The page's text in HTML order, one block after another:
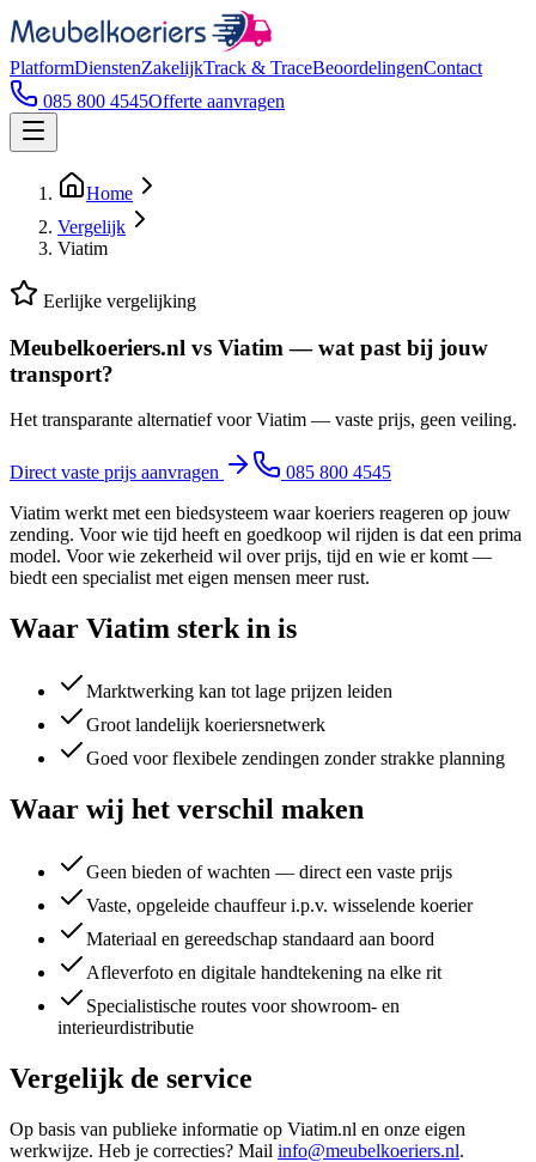
PlatformDienstenZakelijkTrack & TraceBeoordelingenContact
085 800 4545Offerte aanvragen
Home
Vergelijk
Viatim
Eerlijke vergelijking
Meubelkoeriers.nl vs Viatim — wat past bij jouw
transport?
Het transparante alternatief voor Viatim — vaste prijs, geen veiling.
Direct vaste prijs aanvragen
085 800 4545
Viatim werkt met een biedsysteem waar koeriers reageren op jouw
zending. Voor wie tijd heeft en goedkoop wil rijden is dat een prima
model. Voor wie zekerheid wil over prijs, tijd en wie er komt —
biedt een specialist met eigen mensen meer rust.
Waar Viatim sterk in is
Marktwerking kan tot lage prijzen leiden
Groot landelijk koeriersnetwerk
Goed voor flexibele zendingen zonder strakke planning
Waar wij het verschil maken
Geen bieden of wachten — direct een vaste prijs
Vaste, opgeleide chauffeur i.p.v. wisselende koerier
Materiaal en gereedschap standaard aan boord
Afleverfoto en digitale handtekening na elke rit
Specialistische routes voor showroom- en
interieurdistributie
Vergelijk de service
Op basis van publieke informatie op Viatim.nl en onze eigen
werkwijze. Heb je correcties? Mail info@meubelkoeriers.nl.